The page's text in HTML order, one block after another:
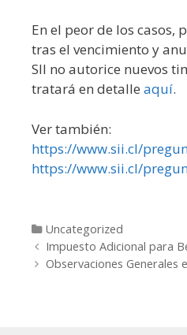
En el peor de los casos,
tras el vencimiento y
SII no autorice nuevos
tratará en detalle aquí.
Ver también:
https://www.sii.cl/
https://www.sii.cl/
Categories
Uncategorized
Post navigation
Impuesto Adicional para
Observaciones Generales